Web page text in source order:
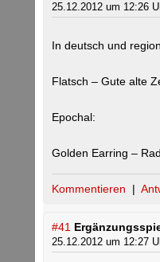
25.12.2012 um 12:26
In deutsch und
Flatsch – Gute alte
Epochal:
Golden Earring –
Kommentieren |
#41
25.12.2012 um 12:27